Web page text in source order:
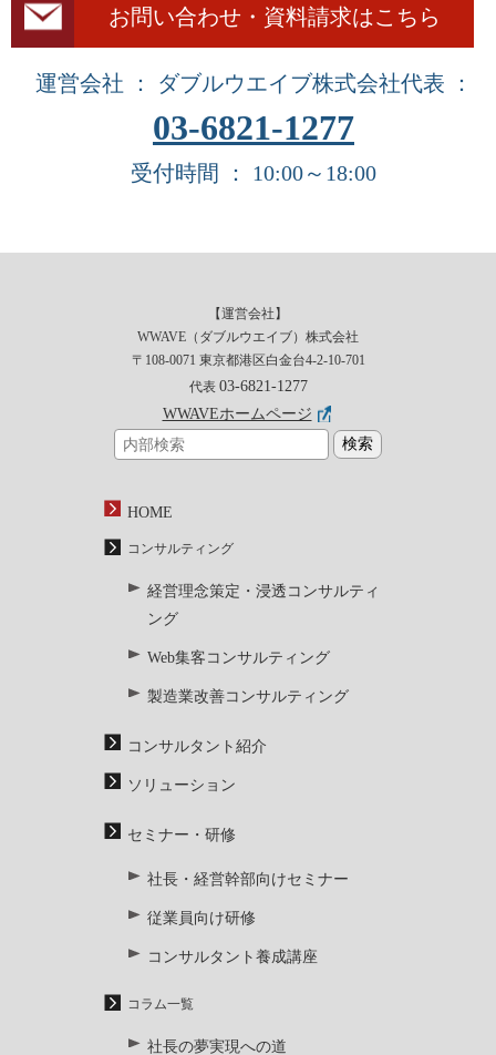
お問い合わせ・資料請求はこちら
運営会社 ： ダブルウエイブ株式会社代表 ：
03-6821-1277
受付時間 ： 10:00～18:00
【運営会社】
WWAVE（ダブルウエイブ）株式会社
〒108-0071 東京都港区白金台4-2-10-701
代表 03-6821-1277
WWAVEホームページ
HOME
コンサルティング
経営理念策定・浸透コンサルティ
ング
Web集客コンサルティング
製造業改善コンサルティング
コンサルタント紹介
ソリューション
セミナー・研修
社長・経営幹部向けセミナー
従業員向け研修
コンサルタント養成講座
コラム一覧
社長の夢実現への道